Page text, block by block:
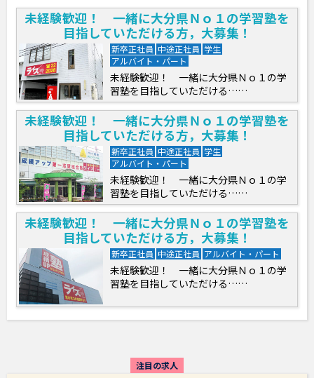
未経験歓迎！ 一緒に大分県Ｎｏ１の学習塾を
目指していただける方，大募集！
新卒正社員 中途正社員 学生
アルバイト・パート
未経験歓迎！ 一緒に大分県Ｎｏ１の学
習塾を目指していただける……
未経験歓迎！ 一緒に大分県Ｎｏ１の学習塾を
目指していただける方，大募集！
新卒正社員 中途正社員 学生
アルバイト・パート
未経験歓迎！ 一緒に大分県Ｎｏ１の学
習塾を目指していただける……
未経験歓迎！ 一緒に大分県Ｎｏ１の学習塾を
目指していただける方，大募集！
新卒正社員 中途正社員 アルバイト・パート
未経験歓迎！ 一緒に大分県Ｎｏ１の学
習塾を目指していただける……
注目の求人